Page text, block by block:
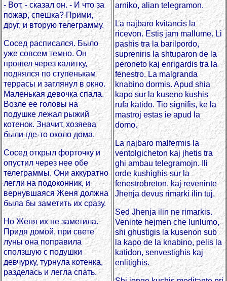
- Вот, - сказал он. - И что за
пожар, спешка? Прими,
друг, и вторую телеграмму.
Сосед расписался. Было
уже совсем темно. Он
прошел через калитку,
поднялся по ступенькам
террасы и заглянул в окно.
Маленькая девочка спала.
Возле ее головы на
подушке лежал рыжий
котенок. Значит, хозяева
были где-то около дома.
Сосед открыл форточку и
опустил через нее обе
телеграммы. Они аккуратно
легли на подоконник, и
вернувшаяся Женя должна
была бы заметить их сразу.
Но Женя их не заметила.
Придя домой, при свете
луны она поправила
сползшую с подушки
девчурку, турнула котенка,
разделась и легла спать.
arniko, alian telegramon.
La najbaro kvitancis la
ricevon. Estis jam mallume. Li
pashis tra la barilpordo,
supreniris la shtuparon de la
peroneto kaj enrigardis tra la
fenestro. La malgranda
knabino dormis. Apud shia
kapo sur la kuseno kushis
rufa katido. Tio signifis, ke la
mastroj estas ie apud la
domo.
La najbaro malfermis la
ventolgicheton kaj jhetis tra
ghi ambau telegramojn. Ili
orde kushighis sur la
fenestrobreton, kaj reveninte
Jhenja devus rimarki ilin tuj.
Sed Jhenja ilin ne rimarkis.
Veninte hejmen che lunlumo,
shi ghustigis la kusenon sub
la kapo de la knabino, pelis la
katidon, senvestighis kaj
enlitighis.